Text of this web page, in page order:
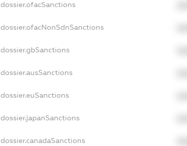
dossier.ofacSanctions
dossier.ofacNonSdnSanctions
dossier.gbSanctions
dossier.ausSanctions
dossier.euSanctions
dossier.japanSanctions
dossier.canadaSanctions